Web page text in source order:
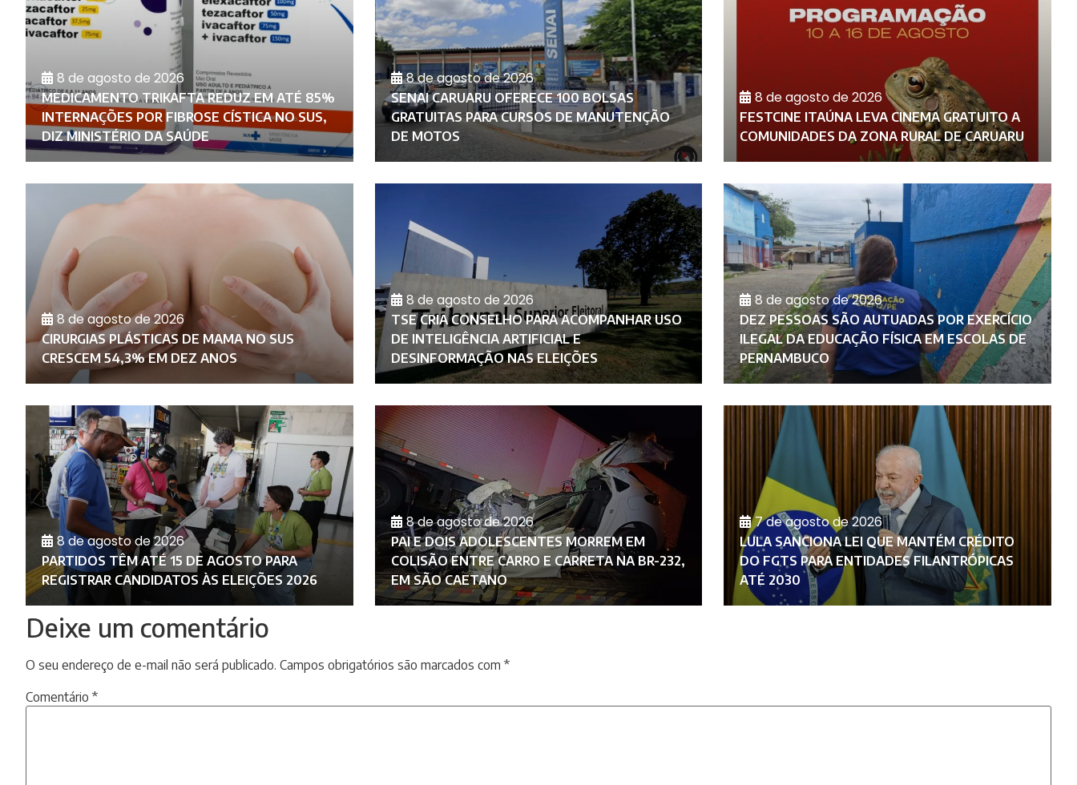
8 de agosto de 2026
MEDICAMENTO TRIKAFTA REDUZ EM ATÉ 85%
INTERNAÇÕES POR FIBROSE CÍSTICA NO SUS,
DIZ MINISTÉRIO DA SAÚDE
8 de agosto de 2026
SENAI CARUARU OFERECE 100 BOLSAS
GRATUITAS PARA CURSOS DE MANUTENÇÃO
DE MOTOS
8 de agosto de 2026
FESTCINE ITAÚNA LEVA CINEMA GRATUITO A
COMUNIDADES DA ZONA RURAL DE CARUARU
8 de agosto de 2026
CIRURGIAS PLÁSTICAS DE MAMA NO SUS
CRESCEM 54,3% EM DEZ ANOS
8 de agosto de 2026
TSE CRIA CONSELHO PARA ACOMPANHAR USO
DE INTELIGÊNCIA ARTIFICIAL E
DESINFORMAÇÃO NAS ELEIÇÕES
8 de agosto de 2026
DEZ PESSOAS SÃO AUTUADAS POR EXERCÍCIO
ILEGAL DA EDUCAÇÃO FÍSICA EM ESCOLAS DE
PERNAMBUCO
8 de agosto de 2026
PARTIDOS TÊM ATÉ 15 DE AGOSTO PARA
REGISTRAR CANDIDATOS ÀS ELEIÇÕES 2026
8 de agosto de 2026
PAI E DOIS ADOLESCENTES MORREM EM
COLISÃO ENTRE CARRO E CARRETA NA BR-232,
EM SÃO CAETANO
7 de agosto de 2026
LULA SANCIONA LEI QUE MANTÉM CRÉDITO
DO FGTS PARA ENTIDADES FILANTRÓPICAS
ATÉ 2030
Deixe um comentário
O seu endereço de e-mail não será publicado. Campos obrigatórios são marcados com *
Comentário *